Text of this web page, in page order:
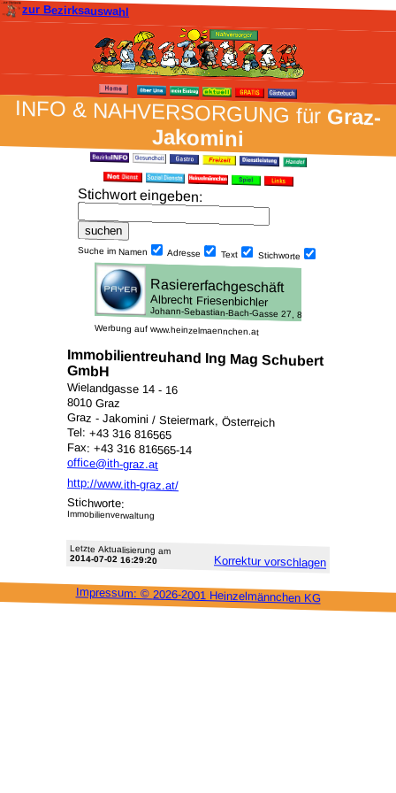
zur Bezirksauswahl
INFO & NAH­VER­SORG­UNG fürGraz-
Jakomini
Stich­wort ein­geben:
Suche im Namen Adresse Text Stich­worte
Werbung auf www.heinzelmaennchen.at
Immobilientreuhand Ing Mag Schubert
GmbH
Wielandgasse 14 - 16
8010 Graz
Graz - Jakomini / Steiermark, Österreich
Tel: +43 316 816565
Fax: +43 316 816565-14
office@ith-graz.at
http://www.ith-graz.at/
Stichworte:
Immobilienverwaltung
Letzte Aktu­alisie­rung am
2014-07-02 16:29:20 Korrektur vor­schlagen
Impressum: © 2026-2001 Heinzel­männchen KG